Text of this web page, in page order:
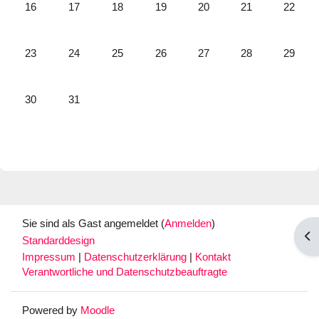
Keine Termine, Montag, 16. Dezember
16 Keine Termine, Dienstag, 17. Dezember
17 Keine Termine, Mittwoch, 18. Dezember
18 Keine Termine, Donnerstag, 19.
19 Keine Termine, Freitag,
20 Keine Termine,
21 Keine
22
Keine Termine, Montag, 23. Dezember
23 Keine Termine, Dienstag, 24. Dezember
24 Keine Termine, Mittwoch, 25. Dezember
25 Keine Termine, Donnerstag, 26.
26 Keine Termine, Freitag,
27 Keine Termine,
28 Keine
29
Keine Termine, Montag, 30. Dezember
30 Keine Termine, Dienstag, 31. Dezember
31
Sie sind als Gast angemeldet (Anmelden)
Standarddesign
Impressum
Datenschutzerklärung
Kontakt
Verantwortliche und Datenschutzbeauftragte
Powered by Moodle